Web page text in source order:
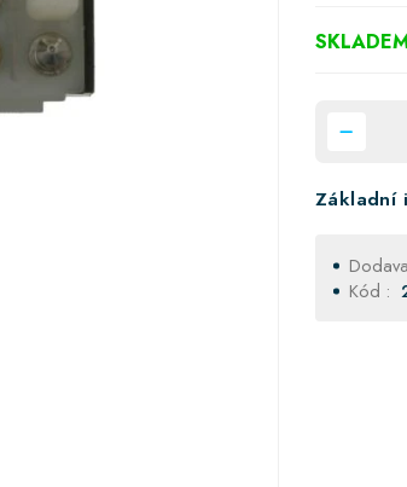
Základní
Kód :